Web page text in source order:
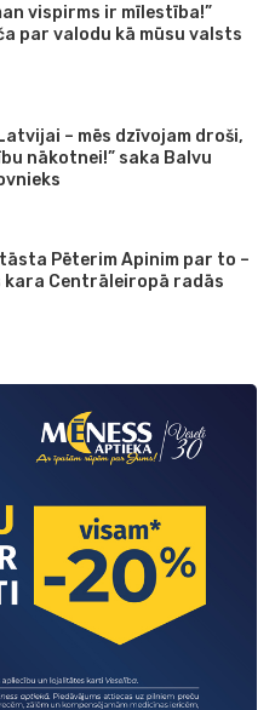
vispirms ir mīlestība!”
par valodu kā mūsu valsts
– mēs dzīvojam droši,
nākotnei!” saka Balvu
Pēterim Apinim par to –
kara Centrāleiropā radās